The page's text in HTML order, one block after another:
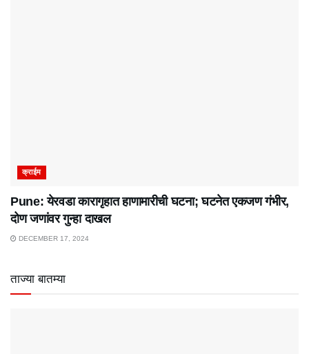
क्राईम
Pune: येरवडा कारागृहात हाणामारीची घटना; घटनेत एकजण गंभीर,
दोण जणांवर गुन्हा दाखल
DECEMBER 17, 2024
ताज्या बातम्या